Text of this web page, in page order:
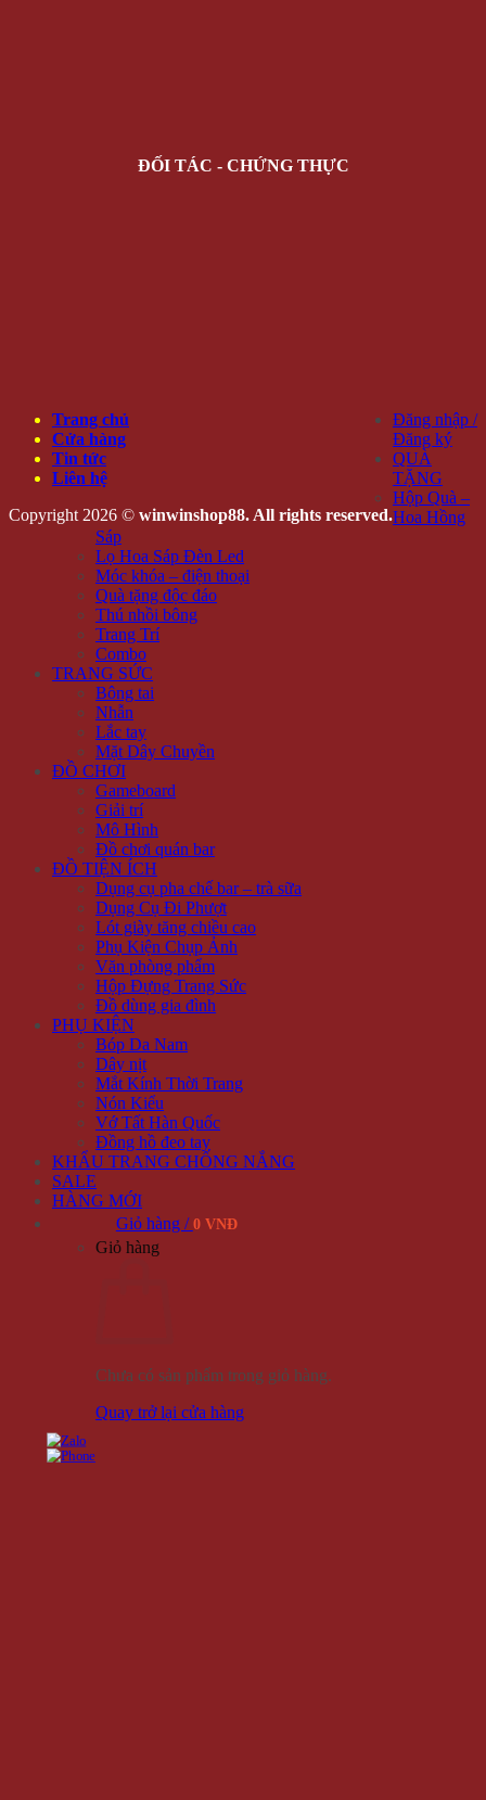
ĐỐI TÁC - CHỨNG THỰC
Trang chủ
Cửa hàng
Tin tức
Liên hệ
Copyright 2026 © winwinshop88. All rights reserved.
Đăng nhập /
Đăng ký
QUÀ
TẶNG
Hộp Quà –
Hoa Hồng
Sáp
Lọ Hoa Sáp Đèn Led
Móc khóa – điện thoại
Quà tặng độc đáo
Thú nhồi bông
Trang Trí
Combo
TRANG SỨC
Bông tai
Nhẫn
Lắc tay
Mặt Dây Chuyền
ĐỒ CHƠI
Gameboard
Giải trí
Mô Hình
Đồ chơi quán bar
ĐỒ TIỆN ÍCH
Dụng cụ pha chế bar – trà sữa
Dụng Cụ Đi Phượt
Lót giày tăng chiều cao
Phụ Kiện Chụp Ảnh
Văn phòng phẩm
Hộp Đựng Trang Sức
Đồ dùng gia đình
PHỤ KIỆN
Bóp Da Nam
Dây nịt
Mắt Kính Thời Trang
Nón Kiểu
Vớ Tất Hàn Quốc
Đồng hồ đeo tay
KHẨU TRANG CHỐNG NẮNG
SALE
HÀNG MỚI
Giỏ hàng / 0 VNĐ
Giỏ hàng
Chưa có sản phẩm trong giỏ hàng.
Quay trở lại cửa hàng